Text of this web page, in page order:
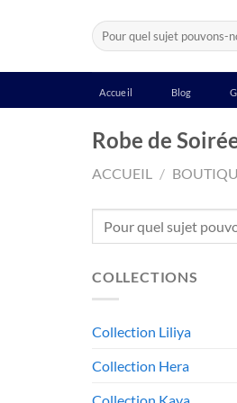
Recherche
pour :
Accueil Blog
Robe de
ACCUEIL /
COLLECTIONS
Collection Liliya
Collection Hera
Collection Kaya